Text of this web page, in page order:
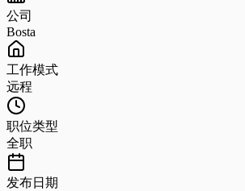
公司
Bosta
工作模式
远程
职位类型
全职
发布日期